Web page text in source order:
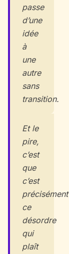
passe
d’une
idée
à
une
autre
sans
transition.
Et le
pire,
c’est
que
c’est
précisément
ce
désordre
qui
plaît